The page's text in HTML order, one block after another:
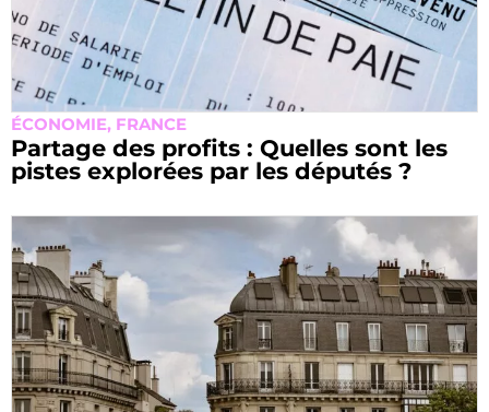
ÉCONOMIE, FRANCE
Partage des profits : Quelles sont les
pistes explorées par les députés ?